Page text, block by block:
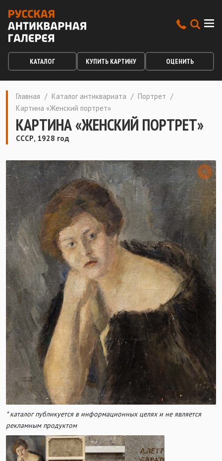
КАТАЛОГ КУПИТЬ КАРТИНУ ОЦЕНИТЬ
Главная / Каталог антиквариата / Портрет /
Картина «Женский портрет»
КАРТИНА «ЖЕНСКИЙ ПОРТРЕТ»
СССР, 1928 год
* каталог публикуется в информационных целях и не является
рекламным продуктом